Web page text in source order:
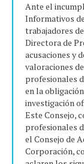
Ante el
Informativos
trabajadores
Directora de
acusaciones y
valoraciones
profesionales
en la
investigación
Este Consejo,
profesionales
el Consejo de
Corporación,